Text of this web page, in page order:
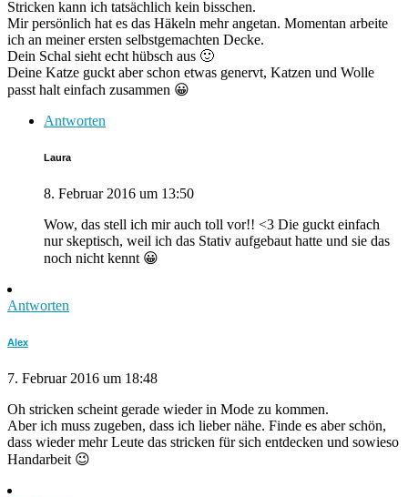
Stricken kann ich tatsächlich kein bisschen.
Mir persönlich hat es das Häkeln mehr angetan. Momentan arbeite
ich an meiner ersten selbstgemachten Decke.
Dein Schal sieht echt hübsch aus 🙂
Deine Katze guckt aber schon etwas genervt, Katzen und Wolle
passt halt einfach zusammen 😀
Antworten
Laura
8. Februar 2016 um 13:50
Wow, das stell ich mir auch toll vor!! <3 Die guckt einfach
nur skeptisch, weil ich das Stativ aufgebaut hatte und sie das
noch nicht kennt 😀
Antworten
Alex
7. Februar 2016 um 18:48
Oh stricken scheint gerade wieder in Mode zu kommen.
Aber ich muss zugeben, dass ich lieber nähe. Finde es aber schön,
dass wieder mehr Leute das stricken für sich entdecken und sowieso
Handarbeit 😉